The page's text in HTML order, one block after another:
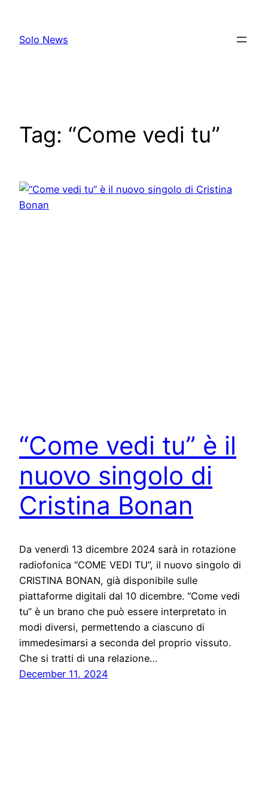
content
Solo News
Tag: “Come vedi tu”
“Come vedi tu” è il
nuovo singolo di
Cristina Bonan
Da venerdì 13 dicembre 2024 sarà in rotazione
radiofonica “COME VEDI TU”, il nuovo singolo di
CRISTINA BONAN, già disponibile sulle
piattaforme digitali dal 10 dicembre. “Come vedi
tu” è un brano che può essere interpretato in
modi diversi, permettendo a ciascuno di
immedesimarsi a seconda del proprio vissuto.
Che si tratti di una relazione…
December 11, 2024